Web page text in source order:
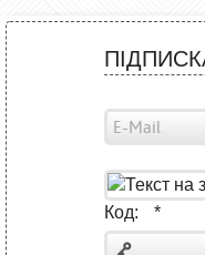
Код: *